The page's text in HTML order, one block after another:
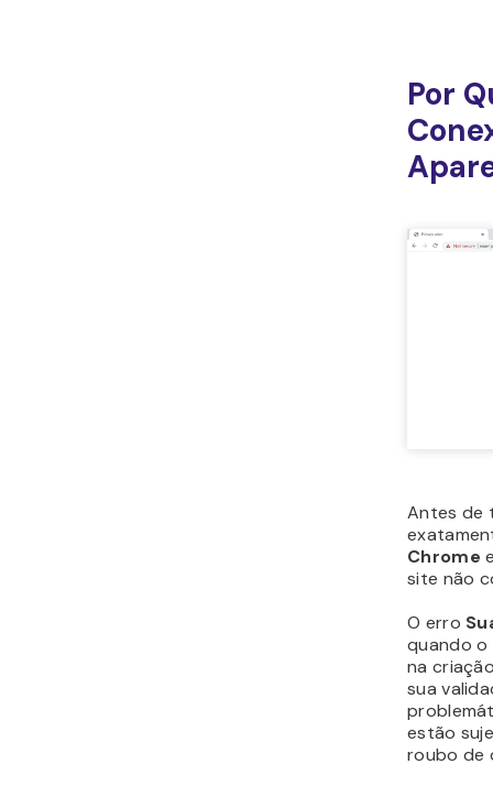
Por
Antes de
Chrome
site não
O erro
quando o
na
sua
estão
roubo de